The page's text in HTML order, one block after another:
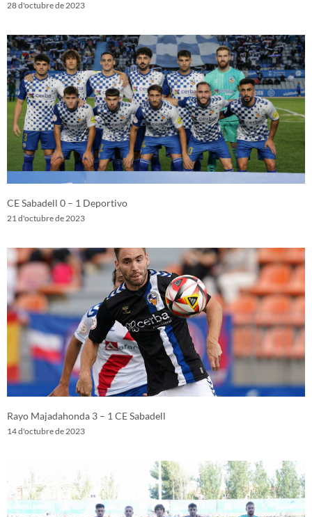
28 d'octubre de 2023
CE Sabadell 0 – 1 Deportivo
21 d'octubre de 2023
Rayo Majadahonda 3 – 1 CE Sabadell
14 d'octubre de 2023